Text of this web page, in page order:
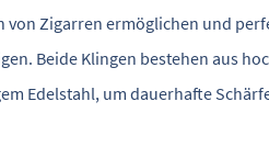
von Zigarren ermöglichen und
Beide Klingen bestehen aus
Edelstahl, um dauerhafte